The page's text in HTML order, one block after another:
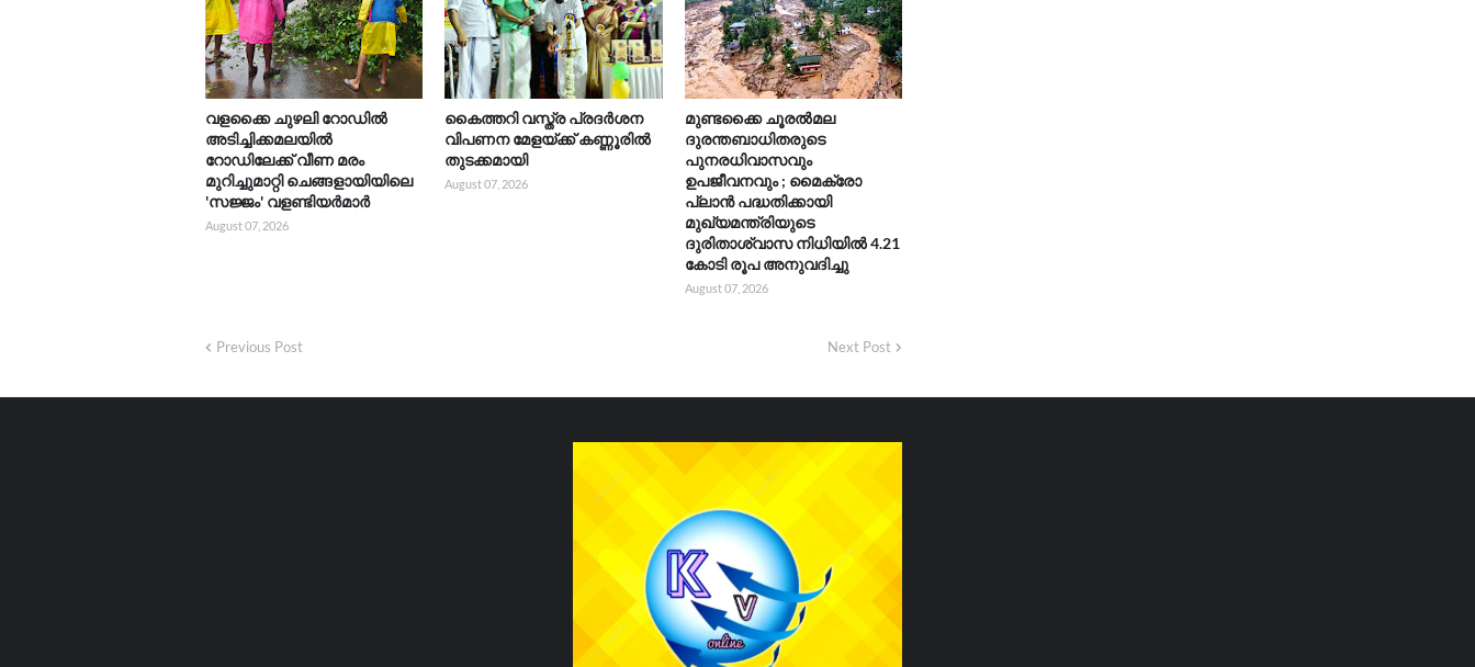
വളക്കൈ ചുഴലി റോഡിൽ
അടിച്ചിക്കമലയിൽ
റോഡിലേക്ക് വീണ മരം
മുറിച്ചുമാറ്റി ചെങ്ങളായിയിലെ
'സജ്ജം' വളണ്ടിയർമാർ
August 07, 2026
കൈത്തറി വസ്ത്ര പ്രദർശന
വിപണന മേളയ്ക്ക് കണ്ണൂരിൽ
തുടക്കമായി
August 07, 2026
മുണ്ടക്കൈ ചൂരൽമല
ദുരന്തബാധിതരുടെ
പുനരധിവാസവും
ഉപജീവനവും ; മൈക്രോ
പ്ലാൻ പദ്ധതിക്കായി
മുഖ്യമന്ത്രിയുടെ
ദുരിതാശ്വാസ നിധിയിൽ 4.21
കോടി രൂപ അനുവദിച്ചു
August 07, 2026
Previous Post Next Post